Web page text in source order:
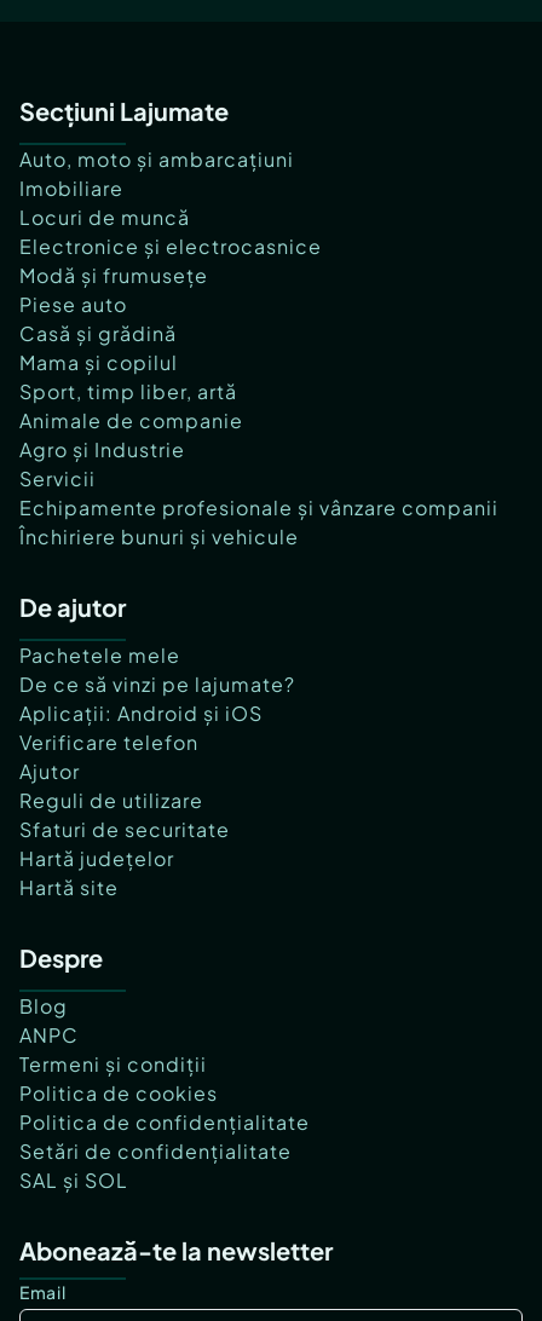
Secțiuni Lajumate
Auto, moto și ambarcațiuni
Imobiliare
Locuri de muncă
Electronice și electrocasnice
Modă și frumusețe
Piese auto
Casă și grădină
Mama și copilul
Sport, timp liber, artă
Animale de companie
Agro și Industrie
Servicii
Echipamente profesionale și vânzare companii
Închiriere bunuri și vehicule
De ajutor
Pachetele mele
De ce să vinzi pe lajumate?
Aplicații: Android și iOS
Verificare telefon
Ajutor
Reguli de utilizare
Sfaturi de securitate
Hartă județelor
Hartă site
Despre
Blog
ANPC
Termeni și condiții
Politica de cookies
Politica de confidențialitate
Setări de confidențialitate
SAL și SOL
Abonează-te la newsletter
Email